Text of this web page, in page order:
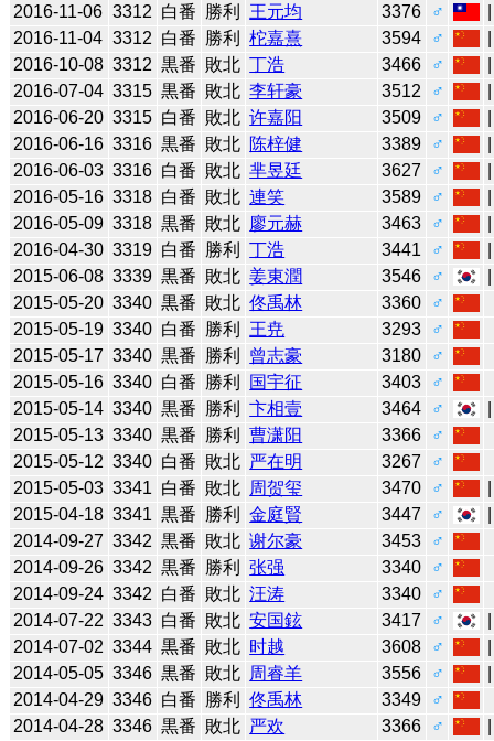
2016-11-06 3312 白番 勝利 王元均 3376 ♂
2016-11-04 3312 白番 勝利 柁嘉熹 3594 ♂
2016-10-08 3312 黒番 敗北 丁浩 3466 ♂
2016-07-04 3315 黒番 敗北 李轩豪 3512 ♂
2016-06-20 3315 白番 敗北 许嘉阳 3509 ♂
2016-06-16 3316 黒番 敗北 陈梓健 3389 ♂
2016-06-03 3316 白番 敗北 芈昱廷 3627 ♂
2016-05-16 3318 白番 敗北 連笑 3589 ♂
2016-05-09 3318 黒番 敗北 廖元赫 3463 ♂
2016-04-30 3319 白番 勝利 丁浩 3441 ♂
2015-06-08 3339 黒番 敗北 姜東潤 3546 ♂
2015-05-20 3340 黒番 敗北 佟禹林 3360
♂
2015-05-19 3340 白番 勝利 王尭 3293
♂
2015-05-17 3340 黒番 勝利 曾志豪 3180
♂
2015-05-16 3340 白番 勝利 国宇征 3403
♂
2015-05-14 3340 黒番 勝利 卞相壹 3464 ♂
2015-05-13 3340 黒番 勝利 曹潇阳 3366
♂
2015-05-12 3340 白番 敗北 严在明 3267
♂
2015-05-03 3341 白番 敗北 周贺玺 3470 ♂
2015-04-18 3341 黒番 勝利 金庭賢 3447 ♂
2014-09-27 3342 黒番 敗北 谢尔豪 3453
♂
2014-09-26 3342 黒番 勝利 张强 3340
♂
2014-09-24 3342 白番 敗北 汪涛 3340
♂
2014-07-22 3343 白番 敗北 安国鉉 3417 ♂
2014-07-02 3344 黒番 敗北 时越 3608 ♂
2014-05-05 3346 黒番 敗北 周睿羊 3556 ♂
2014-04-29 3346 白番 勝利 佟禹林 3349
♂
2014-04-28 3346 黒番 敗北 严欢 3366 ♂